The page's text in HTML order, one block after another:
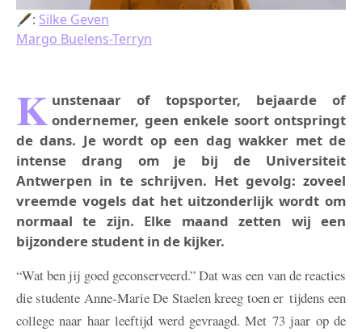
🖋: Silke Geven
Margo Buelens-Terryn
K unstenaar of topsporter, bejaarde of
ondernemer, geen enkele soort ontspringt
de dans. Je wordt op een dag wakker met de
intense drang om je bij de Universiteit
Antwerpen in te schrijven. Het gevolg: zoveel
vreemde vogels dat het uitzonderlijk wordt om
normaal te zijn. Elke maand zetten wij een
bijzondere student in de kijker.
“Wat ben jij goed geconserveerd.” Dat was een van de reacties
die studente Anne-Marie De Staelen kreeg toen er tijdens een
college naar haar leeftijd werd gevraagd. Met 73 jaar op de